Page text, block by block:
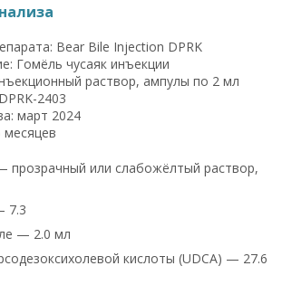
Bear Bile Injection DPRK
Гомёль чусаяк инъекции
раствор, ампулы по 2 мл
2403
март 2024
месяцев
прозрачный или слабожёлтый раствор,
7.3
— 2.0 мл
кислоты (UDCA) — 27.6